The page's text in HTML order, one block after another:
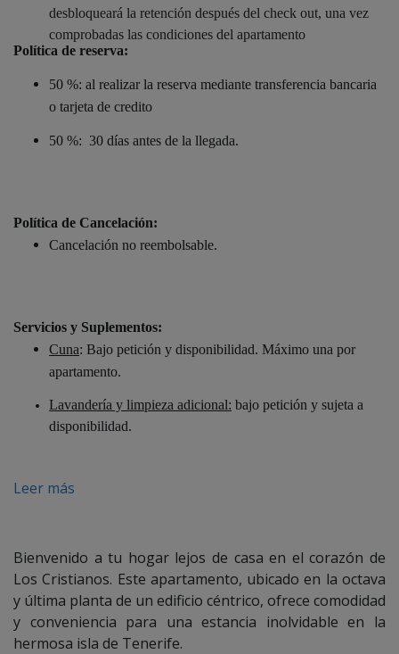
desbloqueará la retención después del check out, una vez
comprobadas las condiciones del apartamento
Política de reserva:
50 %: al realizar la reserva mediante transferencia bancaria
o tarjeta de credito
50 %: 30 días antes de la llegada.
Política de Cancelación:
Cancelación no reembolsable.
Servicios y Suplementos:
Cuna: Bajo petición y disponibilidad. Máximo una por
apartamento.
Lavandería y limpieza adicional: bajo petición y sujeta a
disponibilidad.
Leer más
Bienvenido a tu hogar lejos de casa en el corazón de
Los Cristianos. Este apartamento, ubicado en la octava
y última planta de un edificio céntrico, ofrece comodidad
y conveniencia para una estancia inolvidable en la
hermosa isla de Tenerife.